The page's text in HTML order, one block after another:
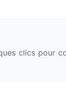
clics pour